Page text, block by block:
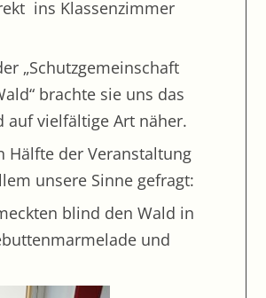
Anfassen – Besuch der
Schulmuseum
Pause“
ins Klassenzimmer
„Schutzgemeinschaft
brachte sie uns das
auf vielfältige Art näher.
Hälfte der Veranstaltung
unsere Sinne gefragt:
blind den Wald in
und